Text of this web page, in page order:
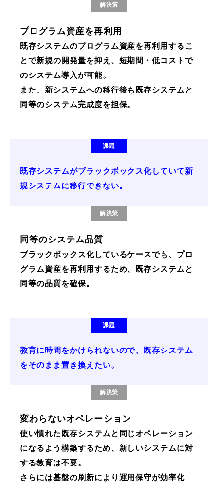
解決策
プログラム資産を再利用
既存システムのプログラム資産を再利用するこ
とで新規の開発量を抑え、短期間・低コストで
のシステム導入が可能。
また、新システムへの移行後も既存システムと
同等のシステム完成度を担保。
課題
既存システムがブラックボックス化していて新
規システムに移行できない。
解決策
同等のシステム品質
ブラックボックス化しているケースでも、プロ
グラム資産を再利用するため、既存システムと
同等の品質を確保。
課題
教育に時間をかけられないので、既存システム
をそのまま置き換えたい。
解決策
変わらないオペレーション
使い慣れた既存システムと同じオペレーション
になるよう構築するため、新しいシステムに対
する教育は不要。
さらには基盤の刷新により運用保守が効率化